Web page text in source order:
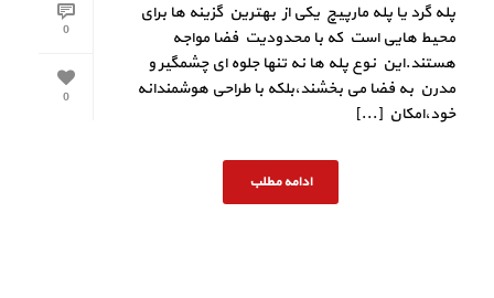
0
0
پله گرد یا پله مارپیچ یکی از بهترین گزینه‌ ها برای
محیط‌ هایی است که با محدودیت فضا مواجه
هستند.این نوع پله‌ ها نه‌ تنها جلوه‌ ای چشمگیر و
مدرن به فضا می‌ بخشند،بلکه با طراحی هوشمندانه
خود،امکان [...]
ادامه مطلب